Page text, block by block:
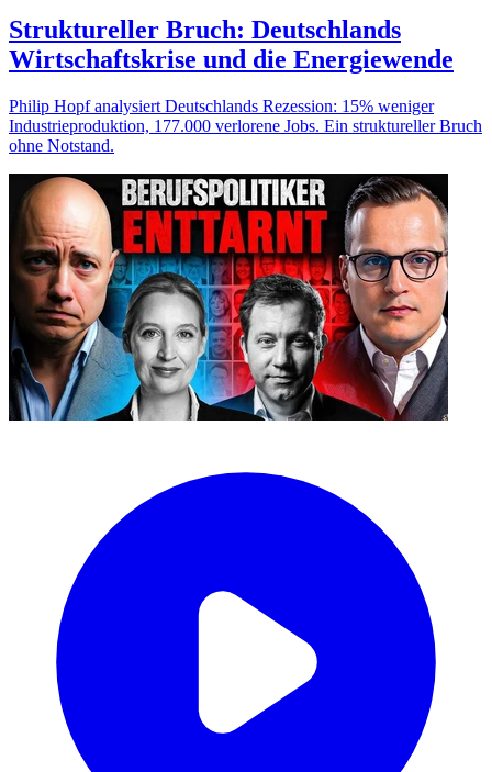
Struktureller Bruch: Deutschlands
Wirtschaftskrise und die Energiewende
Philip Hopf analysiert Deutschlands Rezession: 15% weniger
Industrieproduktion, 177.000 verlorene Jobs. Ein struktureller Bruch
ohne Notstand.